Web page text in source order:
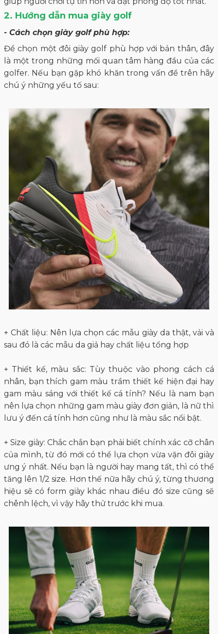
2. Hướng dẫn mua giày golf
- Cách chọn giày golf phù hợp:
Để chọn một đôi giày golf phù hợp với bản thân, đây
là một trong những mối quan tâm hàng đầu của các
golfer. Nếu bạn gặp khó khăn trong vấn đề trên hãy
chú ý những yếu tố sau:
+ Chất liệu: Nên lựa chọn các mẫu giày da thật, vải và
sau đó là các mẫu da giả hay chất liệu tổng hợp
+ Thiết kế, màu sắc: Tùy thuộc vào phong cách cá
nhân, bạn thích gam màu trầm thiết kế hiện đại hay
gam màu sáng với thiết kế cá tính? Nếu là nam bạn
nên lựa chọn những gam màu giày đơn giản, là nữ thì
lưu ý đến cá tính hơn cũng như là màu sắc nổi bật.
+ Size giày: Chắc chắn bạn phải biết chính xác cỡ chân
của mình, từ đó mới có thể lựa chọn vừa vặn đôi giày
ưng ý nhất. Nếu bạn là người hay mang tất, thì có thể
tăng lên 1/2 size. Hơn thế nữa hãy chú ý, từng thương
hiệu sẽ có form giày khác nhau điều đó size cũng sẽ
chênh lệch, vì vậy hãy thử trước khi mua.